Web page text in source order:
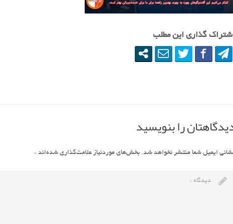
گذاری این مطلب
را بنویسید
ایمیل شما منتشر نخواهد شد. بخش‌های موردنیاز علامت‌گذاری شده‌اند *